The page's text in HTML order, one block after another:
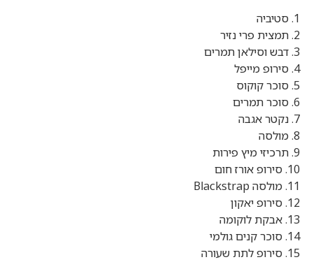
1. סטיביה
2. תמצית פרי נזיר
3. דבש וסילאן תמרים
4. סירופ מייפל
5. סוכר קוקוס
6. סוכר תמרים
7. נקטר אגבה
8. מולסה
9. תרכיזי מיץ פירות
10. סירופ אורז חום
11. מולסה Blackstrap
12. סירופ יאקון
13. אבקת לוקומה
14. סוכר קנים גולמי
15. סירופ לתת שעורה